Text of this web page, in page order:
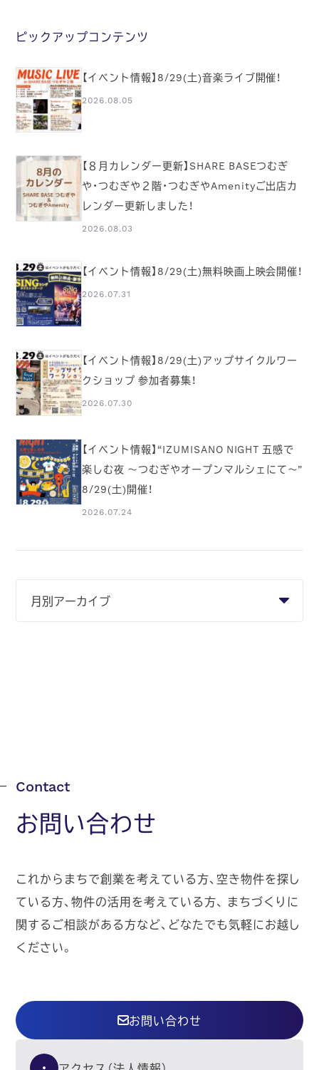
ピックアップコンテンツ
【イベント情報】8/29(土)音楽ライブ開催！
2026.08.05
【８月カレンダー更新】SHARE BASEつむぎ
や・つむぎや２階・つむぎやAmenityご出店カ
レンダー更新しました！
2026.08.03
【イベント情報】8/29(土)無料映画上映会開催！
2026.07.31
【イベント情報】8/29(土)アップサイクルワー
クショップ 参加者募集！
2026.07.30
【イベント情報】“IZUMISANO NIGHT 五感で
楽しむ夜 ～つむぎやオープンマルシェにて～”
8/29(土)開催！
2026.07.24
お問い合わせ
これからまちで創業を考えている方、空き物件を探し
ている方、物件の活用を考えている方、 まちづくりに
関するご相談がある方など、どなたでも気軽にお越し
ください。
お問い合わせ